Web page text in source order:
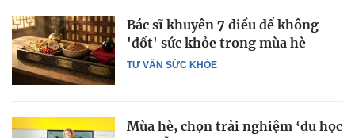
TƯ VẤN SỨC KHỎE
Bác sĩ khuyên 7 điều để không
'đốt' sức khỏe trong mùa hè
Mùa hè, chọn trải nghiệm ‘du học